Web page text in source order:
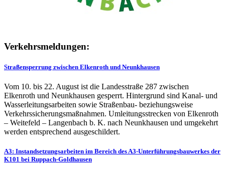
Verkehrsmeldungen:
Straßensperrung zwischen Elkenroth und Neunkhausen
Vom 10. bis 22. August ist die Landesstraße 287 zwischen
Elkenroth und Neunkhausen gesperrt. Hintergrund sind Kanal- und
Wasserleitungsarbeiten sowie Straßenbau- beziehungsweise
Verkehrssicherungsmaßnahmen. Umleitungsstrecken von Elkenroth
– Weitefeld – Langenbach b. K. nach Neunkhausen und umgekehrt
werden entsprechend ausgeschildert.
A3: Instandsetzungsarbeiten im Bereich des A3-Unterführungsbauwerkes der
K101 bei Ruppach-Goldhausen